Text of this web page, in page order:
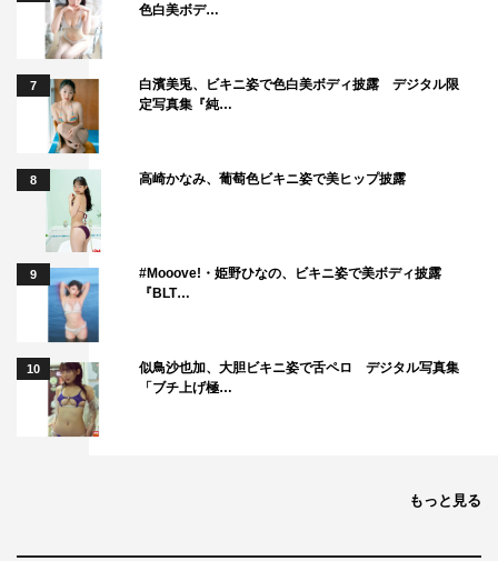
色白美ボデ…
7
白濱美兎、ビキニ姿で色白美ボディ披露 デジタル限
定写真集『純…
8 高崎かなみ、葡萄色ビキニ姿で美ヒップ披露
9
#Mooove!・姫野ひなの、ビキニ姿で美ボディ披露
『BLT…
10
似鳥沙也加、大胆ビキニ姿で舌ペロ デジタル写真集
「ブチ上げ極…
もっと見る